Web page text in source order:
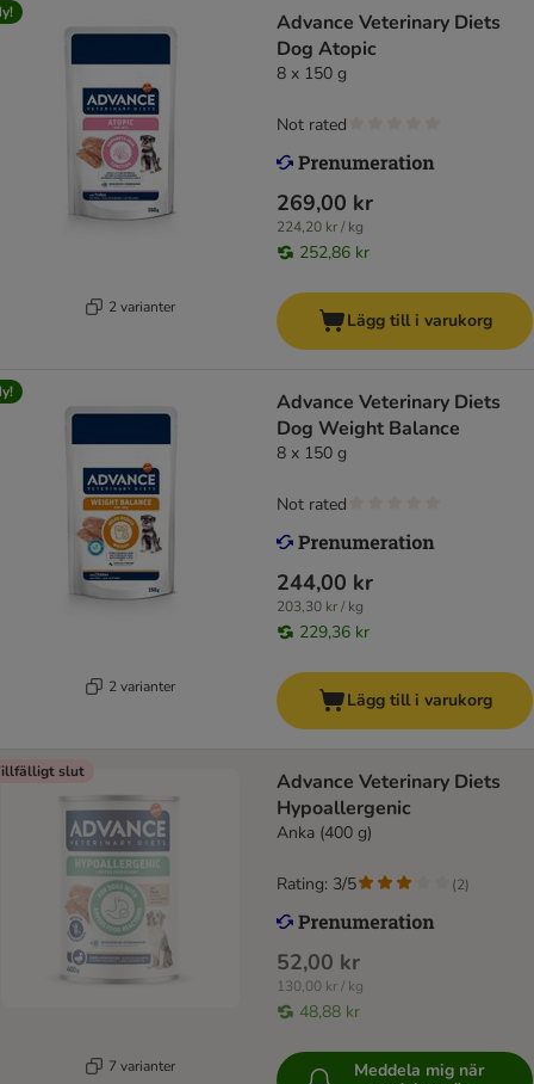
2 varianter
Advance Veterinary Diets
Dog Atopic
8 x 150 g
269,00 kr
224,20 kr / kg
252,86 kr
Not rated
Lägg till i varukorg
2 varianter
Advance Veterinary Diets
Dog Weight Balance
8 x 150 g
244,00 kr
203,30 kr / kg
229,36 kr
Not rated
Lägg till i varukorg
slut
7 varianter
Advance Veterinary Diets
Hypoallergenic
Anka (400 g)
52,00 kr
130,00 kr / kg
48,88 kr
Rating: 3/5 (2)
Meddela mig när